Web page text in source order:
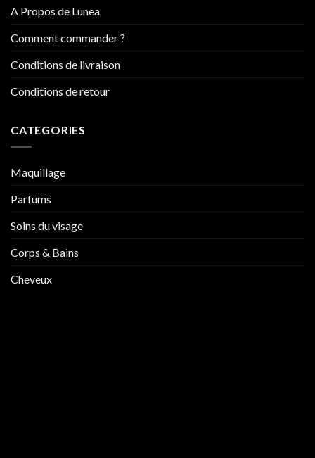
A Propos de Lunea
Comment commander ?
Conditions de livraison
Conditions de retour
CATEGORIES
Maquillage
Parfums
Soins du visage
Corps & Bains
Cheveux